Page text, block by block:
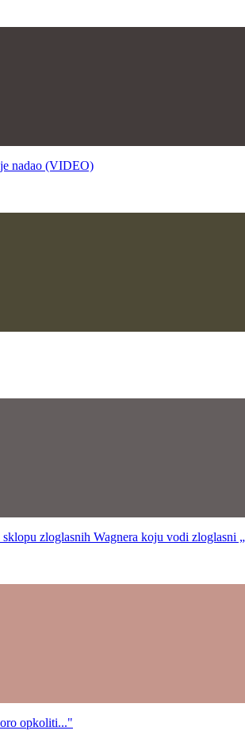
nadao (VIDEO)
zloglasnih Wagnera koju vodi zloglasni
opkoliti..."